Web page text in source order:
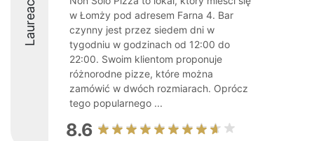
Laureaci
w Łomży pod adresem Farna 4. Bar
czynny jest przez siedem dni w
tygodniu w godzinach od 12:00 do
22:00. Swoim klientom proponuje
różnorodne pizze, które można
zamówić w dwóch rozmiarach. Oprócz
tego popularnego ...
8.6